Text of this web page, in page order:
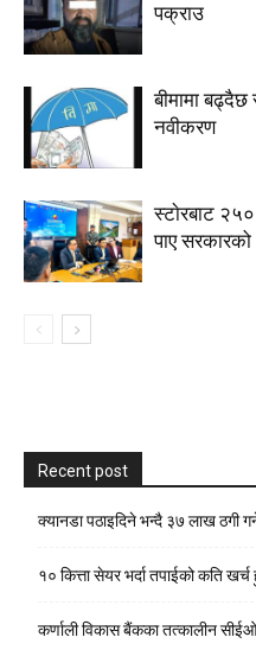
पक्राउ
बीमामा
नवीकरण
स्टाेरबाट
पाए
Recent post
क्यानडा पठाइदिने भन्दै ३७ लाख ठगी
१० कित्ता सेयर भर्दा तपाईको कति खर्च
कर्णाली विकास बैंकका तत्कालीन